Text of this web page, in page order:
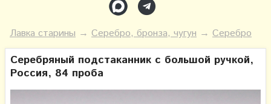
Лавка старины → Серебро, бронза, чугун → Серебро
Серебряный подстаканник с большой ручкой,
Россия, 84 проба